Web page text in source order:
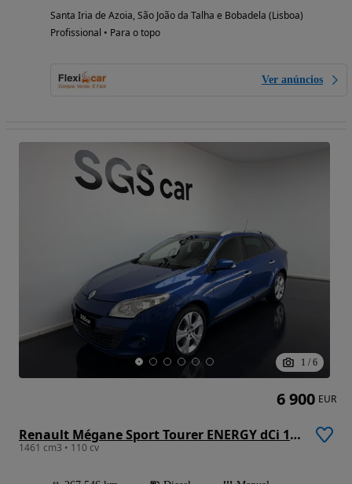
Santa Iria de Azoia, São João da Talha e Bobadela (Lisboa)
Profissional • Para o topo
Ver anúncios
1 / 6
Renault Mégane Sport Tourer ENERGY dCi 110 Start & Stopp Dynamique
1461 cm3 • 110 cv
6 900 EUR